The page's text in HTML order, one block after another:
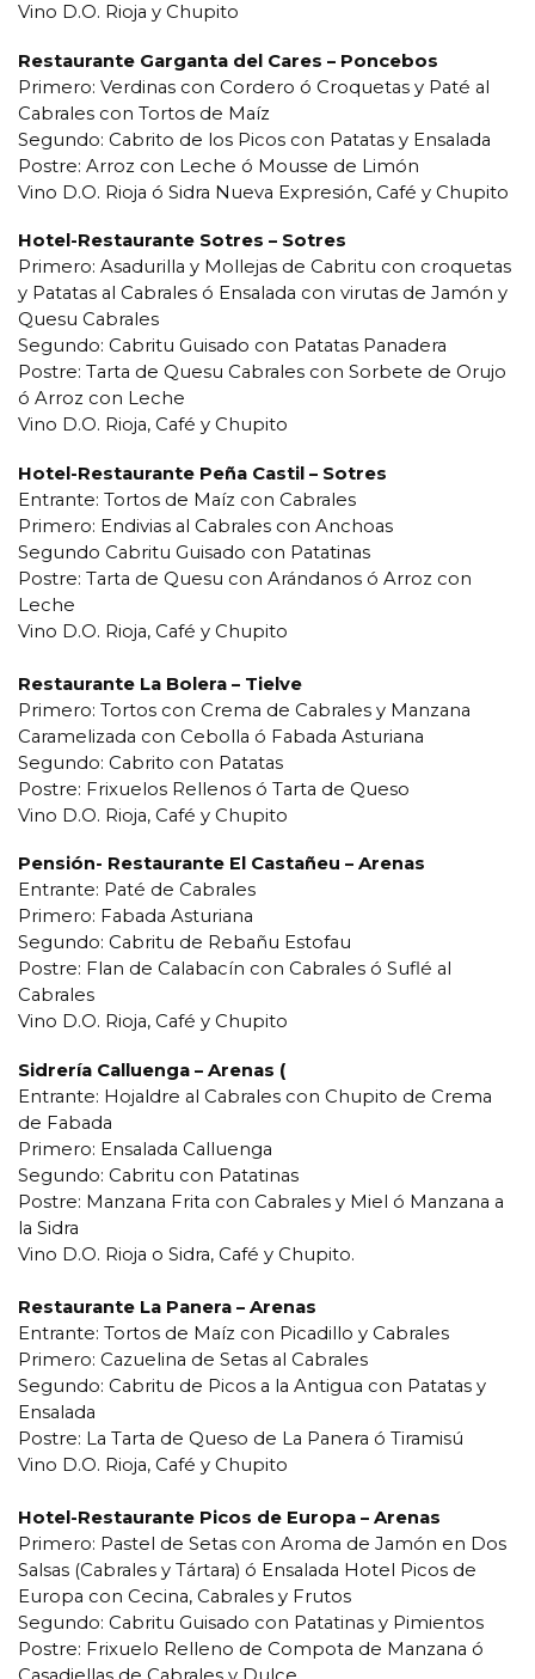
Vino D.O. Rioja y Chupito
Restaurante Garganta del Cares – Poncebos
Primero: Verdinas con Cordero ó Croquetas y Paté al
Cabrales con Tortos de Maíz
Segundo: Cabrito de los Picos con Patatas y Ensalada
Postre: Arroz con Leche ó Mousse de Limón
Vino D.O. Rioja ó Sidra Nueva Expresión, Café y Chupito
Hotel-Restaurante Sotres – Sotres
Primero: Asadurilla y Mollejas de Cabritu con croquetas
y Patatas al Cabrales ó Ensalada con virutas de Jamón y
Quesu Cabrales
Segundo: Cabritu Guisado con Patatas Panadera
Postre: Tarta de Quesu Cabrales con Sorbete de Orujo
ó Arroz con Leche
Vino D.O. Rioja, Café y Chupito
Hotel-Restaurante Peña Castil – Sotres
Entrante: Tortos de Maíz con Cabrales
Primero: Endivias al Cabrales con Anchoas
Segundo Cabritu Guisado con Patatinas
Postre: Tarta de Quesu con Arándanos ó Arroz con
Leche
Vino D.O. Rioja, Café y Chupito
Restaurante La Bolera – Tielve
Primero: Tortos con Crema de Cabrales y Manzana
Caramelizada con Cebolla ó Fabada Asturiana
Segundo: Cabrito con Patatas
Postre: Frixuelos Rellenos ó Tarta de Queso
Vino D.O. Rioja, Café y Chupito
Pensión- Restaurante El Castañeu – Arenas
Entrante: Paté de Cabrales
Primero: Fabada Asturiana
Segundo: Cabritu de Rebañu Estofau
Postre: Flan de Calabacín con Cabrales ó Suflé al
Cabrales
Vino D.O. Rioja, Café y Chupito
Sidrería Calluenga – Arenas (
Entrante: Hojaldre al Cabrales con Chupito de Crema
de Fabada
Primero: Ensalada Calluenga
Segundo: Cabritu con Patatinas
Postre: Manzana Frita con Cabrales y Miel ó Manzana a
la Sidra
Vino D.O. Rioja o Sidra, Café y Chupito.
Restaurante La Panera – Arenas
Entrante: Tortos de Maíz con Picadillo y Cabrales
Primero: Cazuelina de Setas al Cabrales
Segundo: Cabritu de Picos a la Antigua con Patatas y
Ensalada
Postre: La Tarta de Queso de La Panera ó Tiramisú
Vino D.O. Rioja, Café y Chupito
Hotel-Restaurante Picos de Europa – Arenas
Primero: Pastel de Setas con Aroma de Jamón en Dos
Salsas (Cabrales y Tártara) ó Ensalada Hotel Picos de
Europa con Cecina, Cabrales y Frutos
Segundo: Cabritu Guisado con Patatinas y Pimientos
Postre: Frixuelo Relleno de Compota de Manzana ó